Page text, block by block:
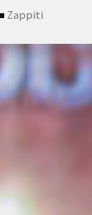
Zappiti